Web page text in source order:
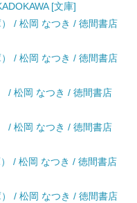
[文庫]
/ 松岡 なつき / 徳間書店
/ 松岡 なつき / 徳間書店
/ 松岡 なつき / 徳間書店
/ 松岡 なつき / 徳間書店
/ 松岡 なつき / 徳間書店
/ 松岡 なつき / 徳間書店